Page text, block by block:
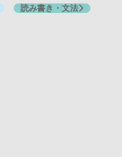
読み書き・文法